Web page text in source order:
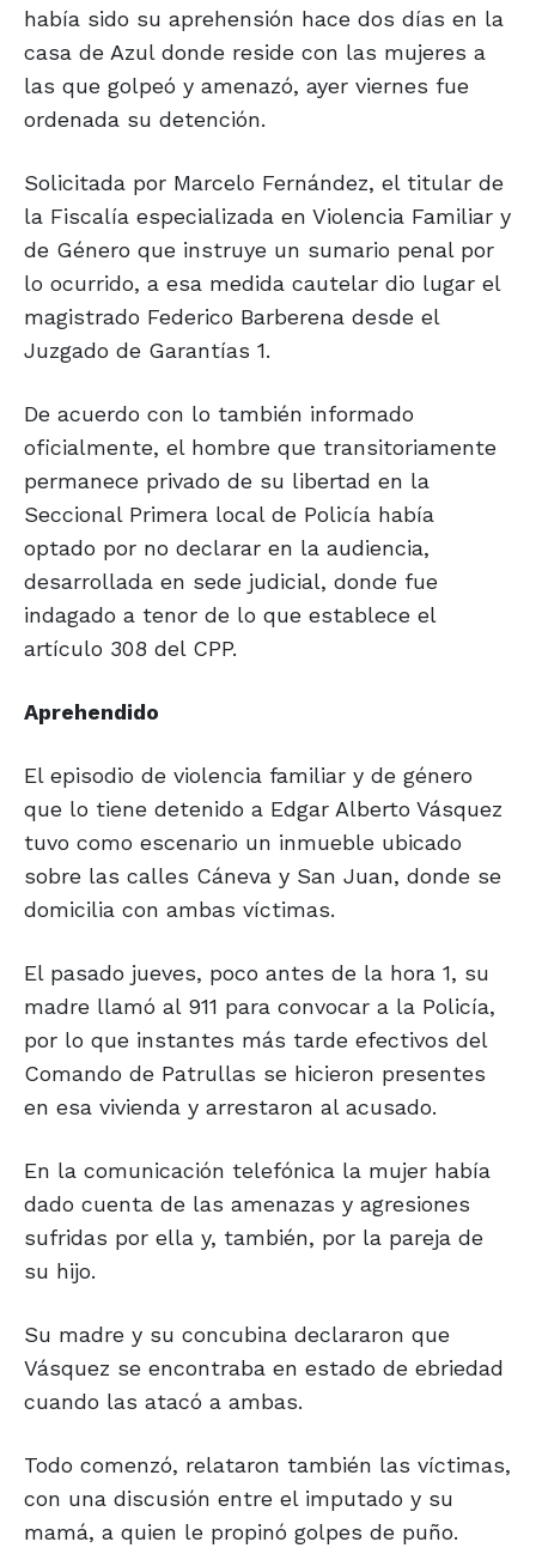
había sido su aprehensión hace dos días en la
casa de Azul donde reside con las mujeres a
las que golpeó y amenazó, ayer viernes fue
ordenada su detención.
Solicitada por Marcelo Fernández, el titular de
la Fiscalía especializada en Violencia Familiar y
de Género que instruye un sumario penal por
lo ocurrido, a esa medida cautelar dio lugar el
magistrado Federico Barberena desde el
Juzgado de Garantías 1.
De acuerdo con lo también informado
oficialmente, el hombre que transitoriamente
permanece privado de su libertad en la
Seccional Primera local de Policía había
optado por no declarar en la audiencia,
desarrollada en sede judicial, donde fue
indagado a tenor de lo que establece el
artículo 308 del CPP.
Aprehendido
El episodio de violencia familiar y de género
que lo tiene detenido a Edgar Alberto Vásquez
tuvo como escenario un inmueble ubicado
sobre las calles Cáneva y San Juan, donde se
domicilia con ambas víctimas.
El pasado jueves, poco antes de la hora 1, su
madre llamó al 911 para convocar a la Policía,
por lo que instantes más tarde efectivos del
Comando de Patrullas se hicieron presentes
en esa vivienda y arrestaron al acusado.
En la comunicación telefónica la mujer había
dado cuenta de las amenazas y agresiones
sufridas por ella y, también, por la pareja de
su hijo.
Su madre y su concubina declararon que
Vásquez se encontraba en estado de ebriedad
cuando las atacó a ambas.
Todo comenzó, relataron también las víctimas,
con una discusión entre el imputado y su
mamá, a quien le propinó golpes de puño.